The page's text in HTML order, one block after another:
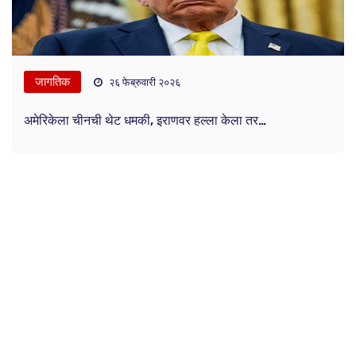
जागतिक २६ फेब्रुवारी २०२६
अमेरिकेला चीनची थेट धमकी, इराणवर हल्ला केला तर…